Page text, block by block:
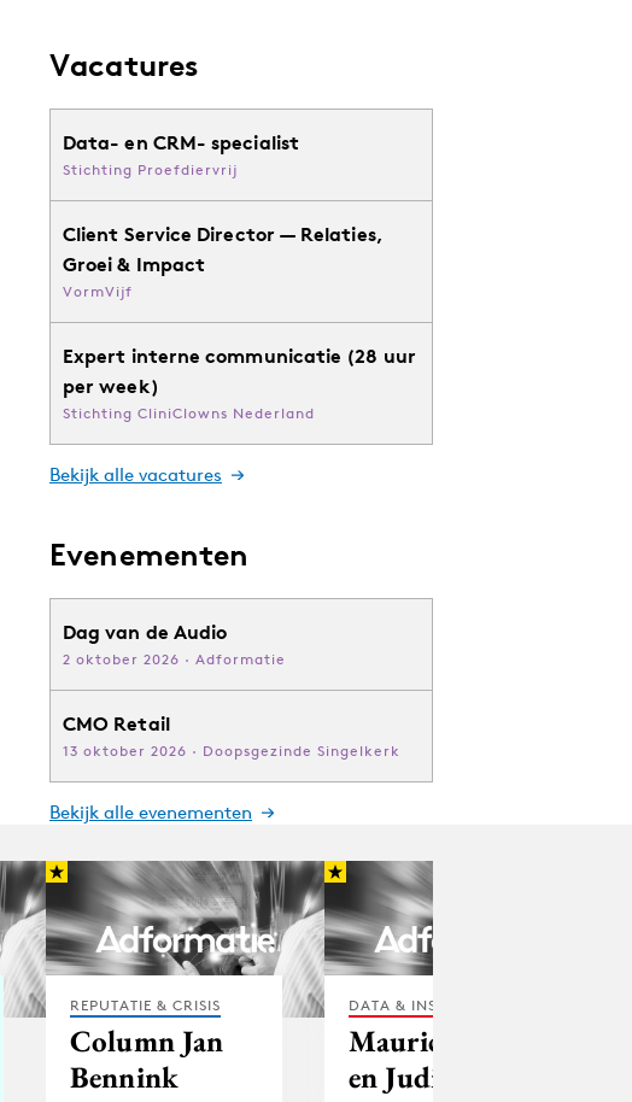
Vacatures
Data- en CRM- specialist
Stichting Proefdiervrij
Client Service Director — Relaties,
Groei & Impact
VormVijf
Expert interne communicatie (28 uur
per week)
Stichting CliniClowns Nederland
Bekijk alle vacatures
Evenementen
Dag van de Audio
2 oktober 2026 · Adformatie
CMO Retail
13 oktober 2026 · Doopsgezinde Singelkerk
Bekijk alle evenementen
REPUTATIE & CRISIS
Column Jan
Bennink
DATA & INSIGHTS
Maurice Hols
en Judith